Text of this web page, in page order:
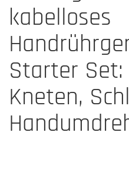
kabelloses
Starter Set:
Kneten,